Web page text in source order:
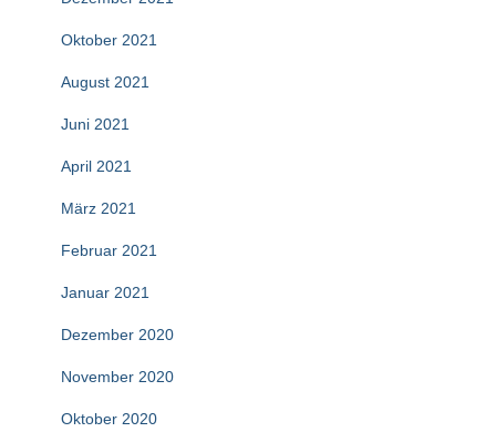
Oktober 2021
August 2021
Juni 2021
April 2021
März 2021
Februar 2021
Januar 2021
Dezember 2020
November 2020
Oktober 2020